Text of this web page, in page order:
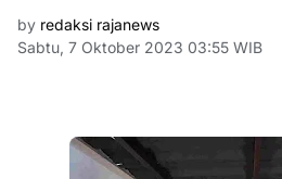
by redaksi rajanews
Sabtu, 7 Oktober 2023 03:55 WIB